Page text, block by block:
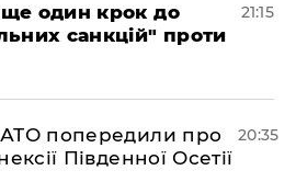
один крок до
санкцій" проти
21:15
попередили про
Південної Осетії
20:35